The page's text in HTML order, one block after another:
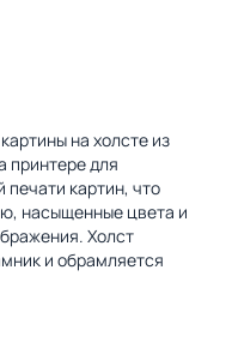
на холсте из
принтере для
картин, что
насыщенные цвета и
Холст
и обрамляется